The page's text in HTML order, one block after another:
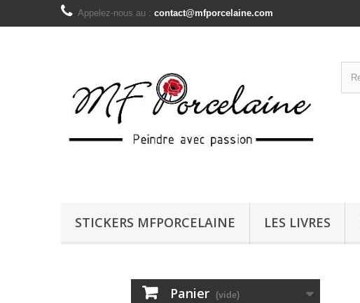
Appelez-nous au : contact@mfporcelaine.com
STICKERS MFPORCELAINE LES LIVRES
Panier (vide)